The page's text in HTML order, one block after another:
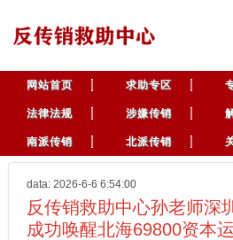
网站首页 求助专区
法律法规 涉嫌传销
南派传销 北派传销
data: 2026-6-6 6:54:00
反传销救助中心孙老师深
成功唤醒北海69800资本